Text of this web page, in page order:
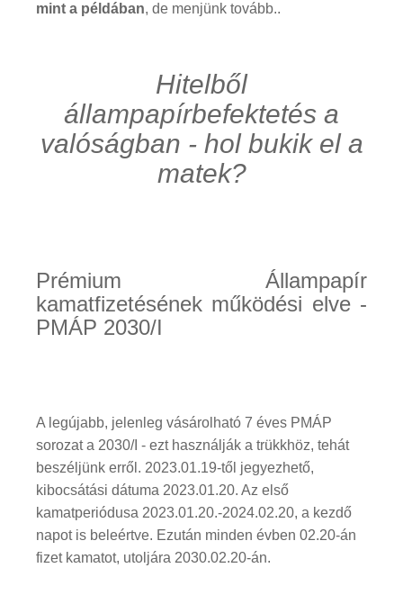
mint a példában, de menjünk tovább..
Hitelből
állampapírbefektetés a
valóságban - hol bukik el a
matek?
Prémium Állampapír
kamatfizetésének működési elve -
PMÁP 2030/I
A legújabb, jelenleg vásárolható 7 éves PMÁP
sorozat a 2030/I - ezt használják a trükkhöz, tehát
beszéljünk erről. 2023.01.19-től jegyezhető,
kibocsátási dátuma 2023.01.20. Az első
kamatperiódusa 2023.01.20.-2024.02.20, a kezdő
napot is beleértve. Ezután minden évben 02.20-án
fizet kamatot, utoljára 2030.02.20-án.